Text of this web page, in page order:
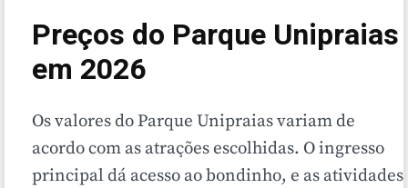
Preços do Parque Unipraias
em 2026
Os valores do Parque Unipraias variam de
acordo com as atrações escolhidas. O ingresso
principal dá acesso ao bondinho, e as atividades